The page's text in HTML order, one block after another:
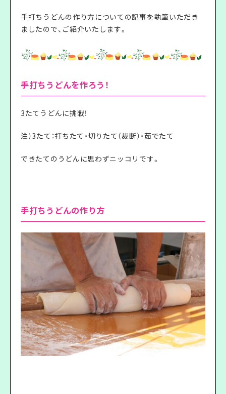
手打ちうどんの作り方についての記事を執筆いただき
ましたので、ご紹介いたします。
手打ちうどんを作ろう！
3たてうどんに挑戦！
注）3たて：打ちたて・切りたて（裁断）・茹でたて
できたてのうどんに思わずニッコリです。
手打ちうどんの作り方